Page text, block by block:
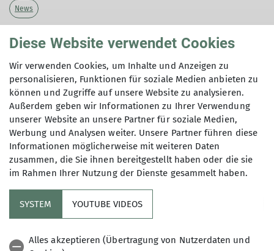
News
Unsere Geschäftsstelle bleibt am Donnerstag,
uns von Montag bis Mittwoch von 9:00 bis 12:00
Uhr telefonisch. AmDienstag, 28.07.sind wir
vormittags für euch vor Ort. Solltet ihr
Ausrüstungsgegenstände benötigen, könnt ihr
diese zusätzlich amMittwochabend, 29.07. von
17:30 bis 19:30 Uhrbei uns abholen.
Diese Website verwendet Cookies
Wir verwenden Cookies, um Inhalte und Anzeigen zu
personalisieren, Funktionen für soziale Medien anbieten zu
können und Zugriffe auf unsere Website zu analysieren.
Außerdem geben wir Informationen zu Ihrer Verwendung
unserer Website an unsere Partner für soziale Medien,
Werbung und Analysen weiter. Unsere Partner führen diese
Informationen möglicherweise mit weiteren Daten
zusammen, die Sie ihnen bereitgestellt haben oder die sie
im Rahmen Ihrer Nutzung der Dienste gesammelt haben.
SYSTEM YOUTUBE VIDEOS
Alles akzeptieren (Übertragung von Nutzerdaten und